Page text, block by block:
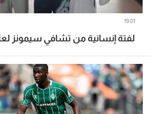
لفتة إنسانية من تشافي سيمونز
19:01